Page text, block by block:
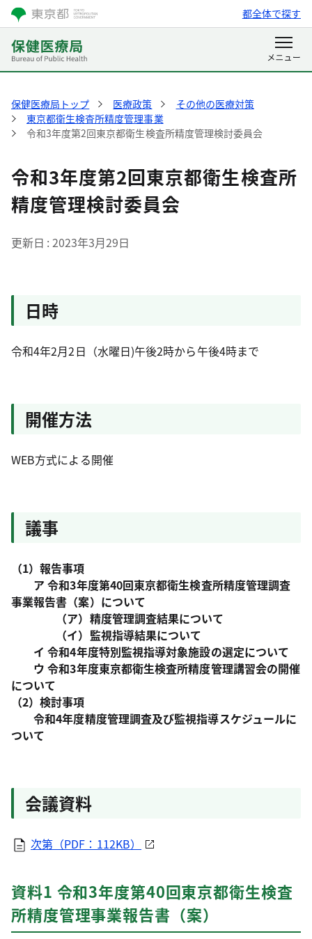
都全体で探す
保健医療局トップ 医療政策
その他の医療対策
東京都衛生検査所精度管理事業
令和3年度第2回東京都衛生検査所精度管理検討委員会
令和3年度第2回東京都衛生検査所
精度管理検討委員会
更新日 2023年3月29日
日時
令和4年2月2日（水曜日)午後2時から午後4時まで
開催方法
WEB方式による開催
議事
（1）報告事項
ア 令和3年度第40回東京都衛生検査所精度管理調査
事業報告書（案）について
（ア）精度管理調査結果について
（イ）監視指導結果について
イ 令和4年度特別監視指導対象施設の選定について
ウ 令和3年度東京都衛生検査所精度管理講習会の開催
について
（2）検討事項
令和4年度精度管理調査及び監視指導スケジュールに
ついて
会議資料
次第（PDF：112KB）
資料1 令和3年度第40回東京都衛生検査
所精度管理事業報告書（案）